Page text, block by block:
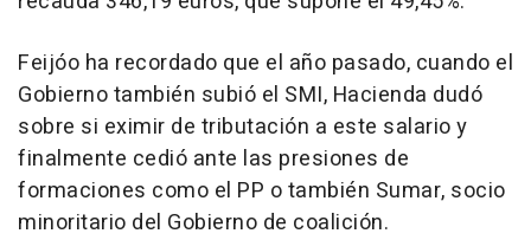
Feijóo ha recordado que el año pasado, cuando el
Gobierno también subió el SMI, Hacienda dudó
sobre si eximir de tributación a este salario y
finalmente cedió ante las presiones de
formaciones como el PP o también Sumar, socio
minoritario del Gobierno de coalición.